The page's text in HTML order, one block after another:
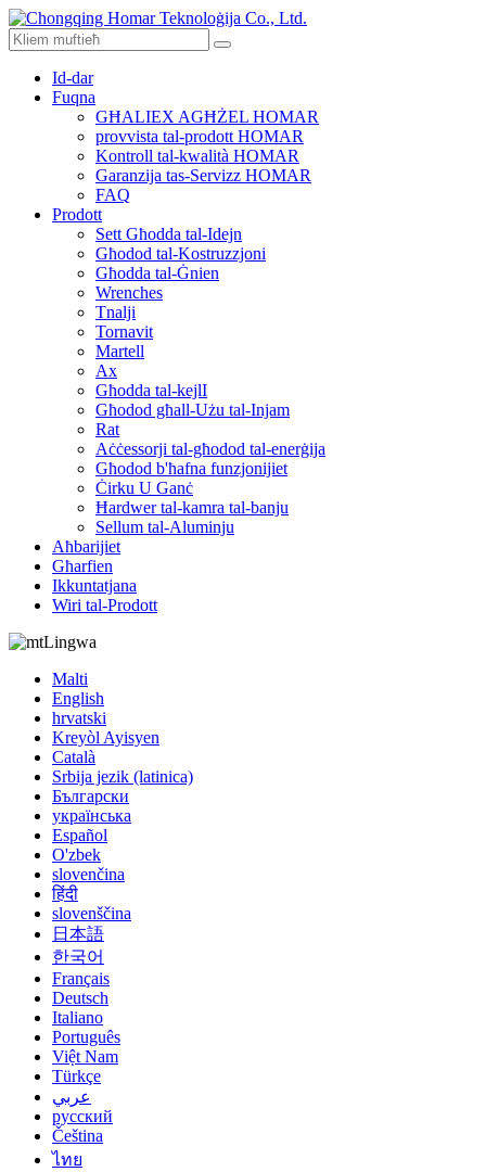
Id-dar
Fuqna
GĦALIEX AGĦŻEL HOMAR
provvista tal-prodott HOMAR
Kontroll tal-kwalità HOMAR
Garanzija tas-Servizz HOMAR
FAQ
Prodott
Sett Għodda tal-Idejn
Għodod tal-Kostruzzjoni
Għodda tal-Ġnien
Wrenches
Tnalji
Tornavit
Martell
Ax
Għodda tal-kejlI
Għodod għall-Użu tal-Injam
Rat
Aċċessorji tal-għodod tal-enerġija
Għodod b'ħafna funzjonijiet
Ċirku U Ganċ
Ħardwer tal-kamra tal-banju
Sellum tal-Aluminju
Aħbarijiet
Għarfien
Ikkuntatjana
Wiri tal-Prodott
Lingwa
Malti
English
hrvatski
Kreyòl Ayisyen
Català
Srbija jezik (latinica)
Български
українська
Español
O'zbek
slovenčina
हिंदी
slovenščina
日本語
한국어
Français
Deutsch
Italiano
Português
Việt Nam
Türkçe
عربي
русский
Čeština
ไทย